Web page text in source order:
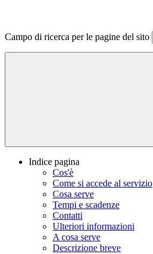
Campo di ricerca per le pagine del sito
Indice pagina
Cos'è
Come si accede al servizio
Cosa serve
Tempi e scadenze
Contatti
Ulteriori informazioni
A cosa serve
Descrizione breve